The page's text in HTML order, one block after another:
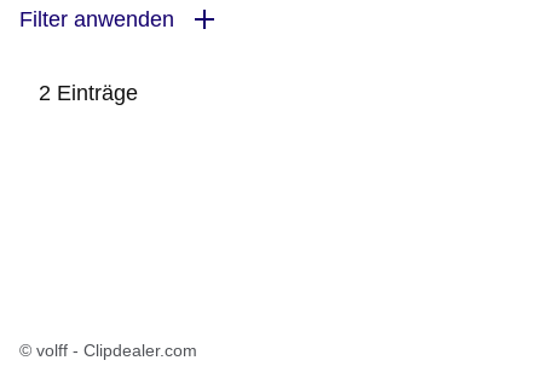
Filter anwenden
2 Einträge
© volff - Clipdealer.com